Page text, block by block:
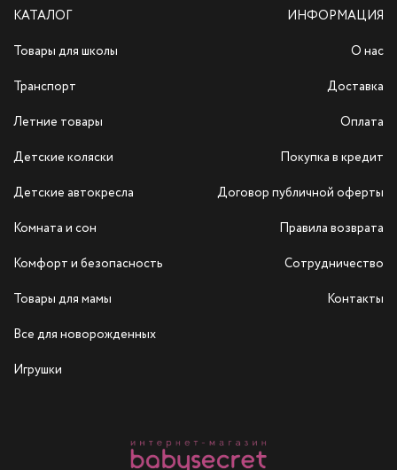
КАТАЛОГ
Товары для школы
Транспорт
Летние товары
Детские коляски
Детские автокресла
Комната и сон
Комфорт и безопасность
Товары для мамы
Все для новорожденных
Игрушки
ИНФОРМАЦИЯ
О нас
Доставка
Оплата
Покупка в кредит
Договор публичной оферты
Правила возврата
Сотрудничество
Контакты